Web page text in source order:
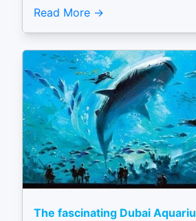
Read More
The fascinating Dubai